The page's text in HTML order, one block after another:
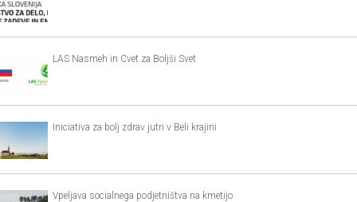
LAS Nasmeh in Cvet za Boljši Svet
Iniciativa za bolj zdrav jutri v Beli krajini
Vpeljava socialnega podjetništva na kmetijo